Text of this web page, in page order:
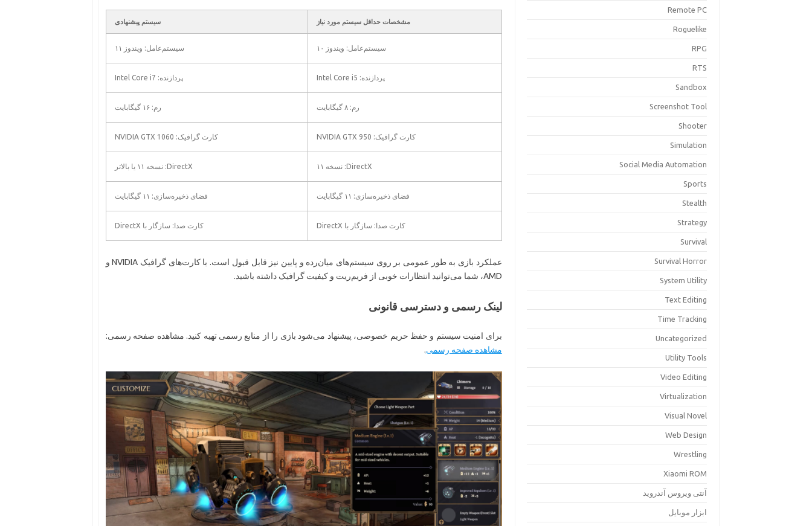
مشخصات حداقل سیستم مورد نیاز سیستم پیشنهادی
سیستم‌عامل: ویندوز ۱۰ سیستم‌عامل: ویندوز ۱۱
پردازنده: Intel Core i5 پردازنده: Intel Core i7
رم: ۸ گیگابایت رم: ۱۶ گیگابایت
کارت گرافیک: NVIDIA GTX 950 کارت گرافیک: NVIDIA GTX 1060
DirectX: نسخه ۱۱ DirectX: نسخه ۱۱ یا بالاتر
فضای ذخیره‌سازی: ۱۱ گیگابایت فضای ذخیره‌سازی: ۱۱ گیگابایت
کارت صدا: سازگار با DirectX کارت صدا: سازگار با DirectX
عملکرد بازی به طور عمومی بر روی سیستم‌های میان‌رده و پایین نیز قابل قبول است. با کارت‌های گرافیک NVIDIA و
AMD، شما می‌توانید انتظارات خوبی از فریم‌ریت و کیفیت گرافیک داشته باشید.
لینک رسمی و دسترسی قانونی
برای امنیت سیستم و حفظ حریم خصوصی، پیشنهاد می‌شود بازی را از منابع رسمی تهیه کنید. مشاهده صفحه رسمی:
مشاهده صفحه رسمی.
Remote PC
Roguelike
RPG
RTS
Sandbox
Screenshot Tool
Shooter
Simulation
Social Media Automation
Sports
Stealth
Strategy
Survival
Survival Horror
System Utility
Text Editing
Time Tracking
Uncategorized
Utility Tools
Video Editing
Virtualization
Visual Novel
Web Design
Wrestling
Xiaomi ROM
آنتی ویروس آندروید
ابزار موبایل